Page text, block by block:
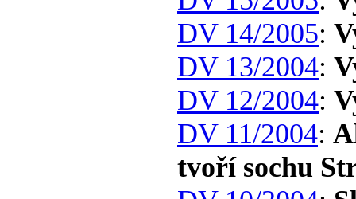
DV 14/2005:
DV 13/2004:
DV 12/2004:
DV 11/2004:
tvoří sochu